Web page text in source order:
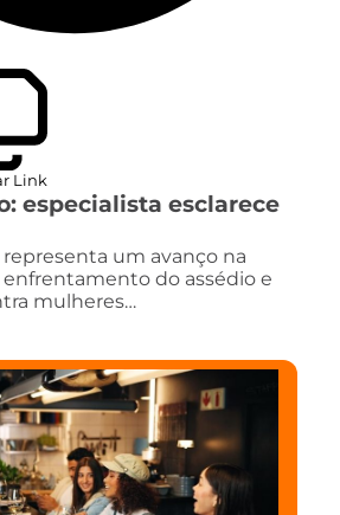
Link
especialista esclarece
representa um avanço na
do assédio e
mulheres…